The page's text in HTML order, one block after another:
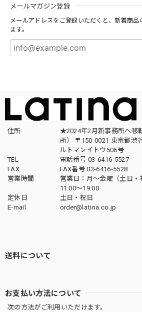
メールマガジン登録
メールアドレスをご登録いただくと、新着商品
ます。
住所
★2024年2月新事務所へ移
所） 〒150-0021 東京都渋
ルトマンイトウ506号
TEL
電話番号 03-6416-5527
FAX
FAX番号 03-6416-5528
営業時間
営業日：月〜金曜（土日・
11:00〜19:00
定休日
土日・祝日
E-mail
order@latina.co.jp
送料について
お支払い方法について
次の方法がご利用いただけます。